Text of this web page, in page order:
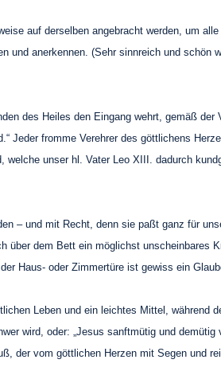
auf derselben angebracht werden, um
anerkennen. (Sehr sinnreich und schön
des Heiles den Eingang wehrt, gemäß
Jeder fromme Verehrer des göttlichens
unser hl. Vater Leo XIII. dadurch
– und mit Recht, denn sie paßt ganz für
über dem Bett ein möglichst
Haus- oder Zimmertüre ist gewiss ein
Leben und ein leichtes Mittel, während
wird, oder: „Jesus sanftmütig und
der vom göttlichen Herzen mit Segen und